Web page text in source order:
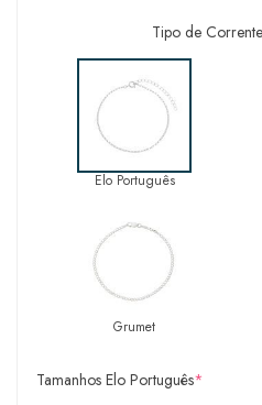
Tipo de
Elo Português
Grumet
Tamanhos Elo Português*